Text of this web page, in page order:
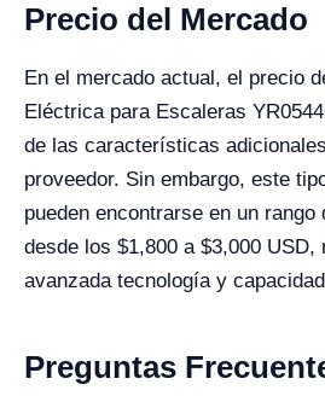
Precio del Mercado
En el mercado actual, el precio
Eléctrica para Escaleras
de las características
proveedor. Sin embargo, este
pueden encontrarse en un rango
desde los $1,800 a $3,000 USD,
avanzada tecnología y
Preguntas